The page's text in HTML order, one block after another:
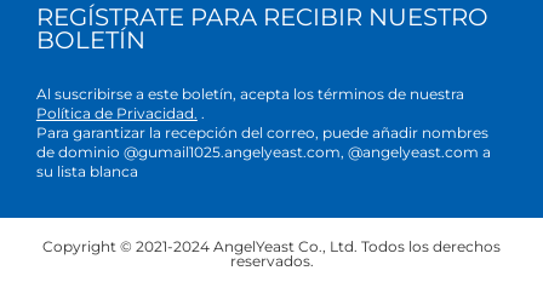
REGÍSTRATE PARA RECIBIR NUESTRO
BOLETÍN
Al suscribirse a este boletín, acepta los términos de nuestra
Política de Privacidad. .
Para garantizar la recepción del correo, puede añadir nombres
de dominio @gumail1025.angelyeast.com, @angelyeast.com a
su lista blanca
Copyright © 2021-2024 AngelYeast Co., Ltd. Todos los derechos
reservados.